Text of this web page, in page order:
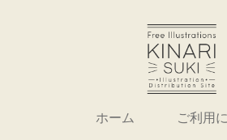
ホーム ご利用